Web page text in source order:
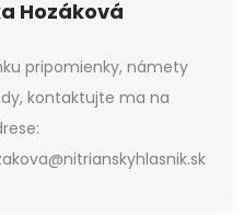
Hozáková
pripomienky, námety
kontaktujte ma na